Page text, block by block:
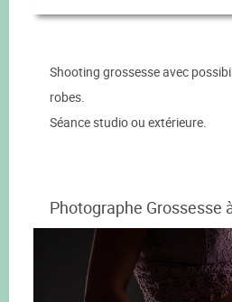
Shooting grossesse avec
robes.
Séance studio ou extérieure.
Photographe Grossesse